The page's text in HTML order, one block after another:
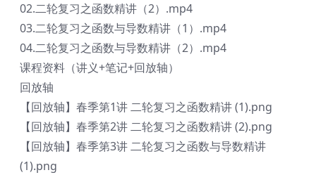
02.二轮复习之函数精讲（2）.mp4
03.二轮复习之函数与导数精讲（1）.mp4
04.二轮复习之函数与导数精讲（2）.mp4
课程资料（讲义+笔记+回放轴）
回放轴
【回放轴】春季第1讲 二轮复习之函数精讲 (1).png
【回放轴】春季第2讲 二轮复习之函数精讲 (2).png
【回放轴】春季第3讲 二轮复习之函数与导数精讲
(1).png